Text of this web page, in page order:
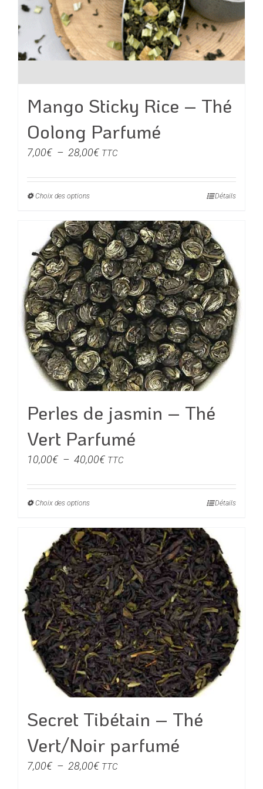
Mango Sticky Rice – Thé
Oolong Parfumé
7,00€ – 28,00€Plage
prix :
28,00€
TTC
Choix des optionsCe
a
plusieurs
variations.
Les
options
peuvent
être
choisies
sur
la
page
du
produit
Détails
Perles de jasmin – Thé
Vert Parfumé
10,00€ – 40,00€Plage
prix :
40,00€
TTC
Choix des optionsCe
a
plusieurs
variations.
Les
options
peuvent
être
choisies
sur
la
page
du
produit
Détails
Secret Tibétain – Thé
Vert/Noir parfumé
7,00€ – 28,00€Plage
TTC